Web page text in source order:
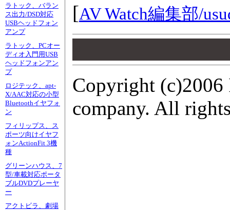
ラトック、バラン
ス出力/DSD対応
USBヘッドフォン
アンプ
ラトック、PCオー
ディオ入門用USB
ヘッドフォンアン
プ
ロジテック、apt-
X/AAC対応の小型
Bluetoothイヤフォ
ン
フィリップス、ス
ポーツ向けイヤフ
ォンActionFit 3機
種
グリーンハウス、7
型/車載対応ポータ
ブルDVDプレーヤ
ー
アクトビラ、劇場
[AV Watch編集部/
Copyright (c)2006
company. All